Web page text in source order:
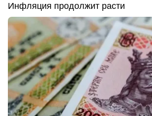
Инфляция продолжит расти